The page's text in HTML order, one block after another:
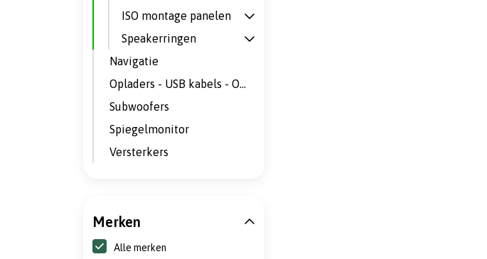
ISO montage panelen
Speakerringen
Navigatie
Opladers - USB kabels - Omvormers
Subwoofers
Spiegelmonitor
Versterkers
Merken
Alle merken